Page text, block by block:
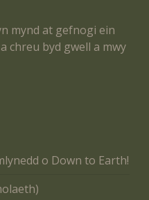
mynd at gefnogi ein
chreu byd gwell a mwy
o Down to Earth!